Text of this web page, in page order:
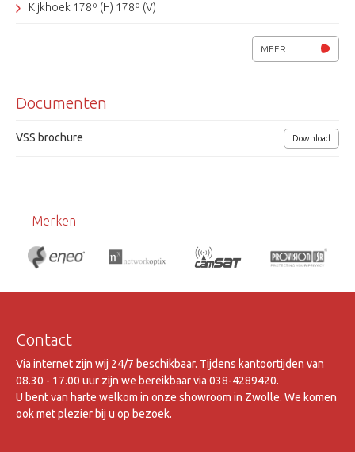
Kijkhoek 178º (H) 178º (V)
Geïntegreerde luidsprekers (2x 5W)
VESA 200 x 200
MEER
Documenten
VSS brochure Download
Merken
Contact
Via internet zijn wij 24/7 beschikbaar. Tijdens kantoortijden van
08.30 - 17.00 uur zijn we bereikbaar via 038-4289420.
U bent van harte welkom in onze showroom in Zwolle. We komen
ook met plezier bij u op bezoek.